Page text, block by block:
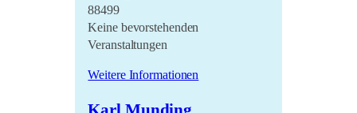
88499
Keine bevorstehenden
Veranstaltungen
Weitere Informationen